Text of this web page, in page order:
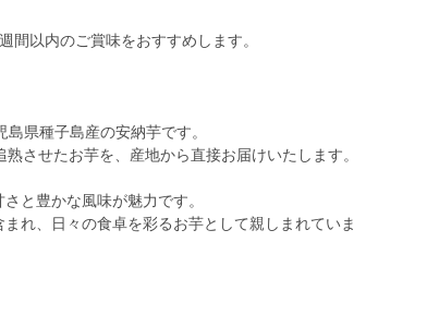
間以内のご賞味をおすすめします。
県種子島産の安納芋です。
させたお芋を、産地から直接お届けいたします。
と豊かな風味が魅力です。
れ、日々の食卓を彩るお芋として親しまれていま